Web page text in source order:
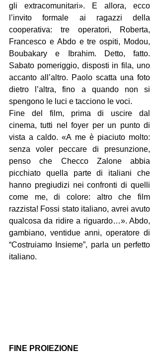
gli extracomunitari». E allora, ecco
l’invito formale ai ragazzi della
cooperativa: tre operatori, Roberta,
Francesco e Abdo e tre ospiti, Modou,
Boubakary e Ibrahim. Detto, fatto.
Sabato pomeriggio, disposti in fila, uno
accanto all’altro. Paolo scatta una foto
dietro l’altra, fino a quando non si
spengono le luci e tacciono le voci.
Fine del film, prima di uscire dal
cinema, tutti nel foyer per un punto di
vista a caldo. «A me è piaciuto molto:
senza voler peccare di presunzione,
penso che Checco Zalone abbia
picchiato quella parte di italiani che
hanno pregiudizi nei confronti di quelli
come me, di colore: altro che film
razzista! Fossi stato italiano, avrei avuto
qualcosa da ridire a riguardo…». Abdo,
gambiano, ventidue anni, operatore di
“Costruiamo Insieme”, parla un perfetto
italiano.
FINE PROIEZIONE